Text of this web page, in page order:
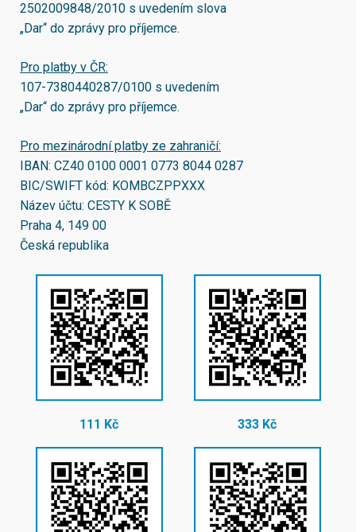
2502009848/2010 s uvedením slova
„Dar“ do zprávy pro příjemce.
Pro platby v ČR:
107-7380440287/0100 s uvedením
„Dar“ do zprávy pro příjemce.
Pro mezinárodní platby ze zahraničí:
IBAN: CZ40 0100 0001 0773 8044 0287
BIC/SWIFT kód: KOMBCZPPXXX
Název účtu: CESTY K SOBĚ
Praha 4, 149 00
Česká republika
111 Kč 333 Kč